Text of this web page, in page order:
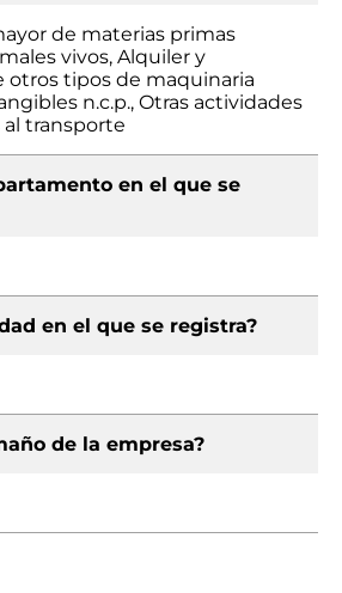
de materias primas
vivos, Alquiler y
otros tipos de maquinaria
n.c.p., Otras actividades
transporte
en el que se
en el que se registra?
de la empresa?